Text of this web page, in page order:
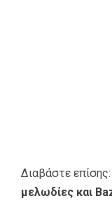
Διαβάστε επίσης:
μελωδίες και